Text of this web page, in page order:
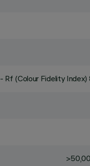
- Rf (Colour Fidelity